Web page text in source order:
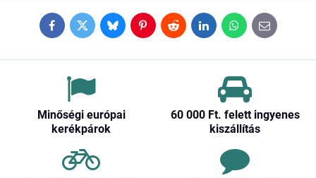
FacebookTwitterBlueskyPinterestRedditLinkedInWhatsApp
E-
mail
Minőségi európai
kerékpárok
60 000 Ft​. felett ingyenes
kiszállítás